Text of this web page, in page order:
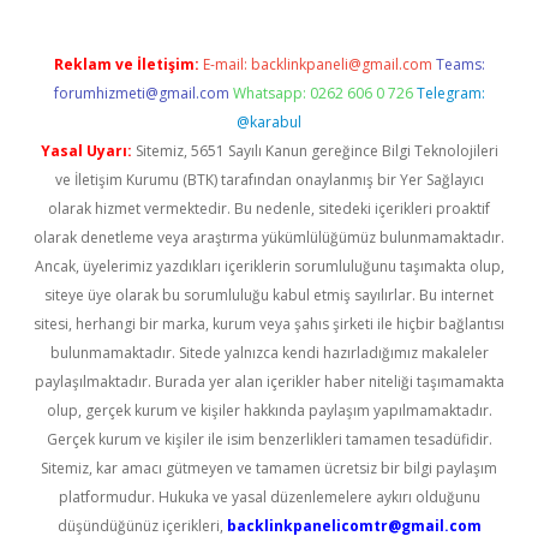
Reklam ve İletişim: E-mail: backlinkpaneli@gmail.com Teams:
forumhizmeti@gmail.com Whatsapp: 0262 606 0 726 Telegram:
@karabul
Yasal Uyarı: Sitemiz, 5651 Sayılı Kanun gereğince Bilgi Teknolojileri
ve İletişim Kurumu (BTK) tarafından onaylanmış bir Yer Sağlayıcı
olarak hizmet vermektedir. Bu nedenle, sitedeki içerikleri proaktif
olarak denetleme veya araştırma yükümlülüğümüz bulunmamaktadır.
Ancak, üyelerimiz yazdıkları içeriklerin sorumluluğunu taşımakta olup,
siteye üye olarak bu sorumluluğu kabul etmiş sayılırlar. Bu internet
sitesi, herhangi bir marka, kurum veya şahıs şirketi ile hiçbir bağlantısı
bulunmamaktadır. Sitede yalnızca kendi hazırladığımız makaleler
paylaşılmaktadır. Burada yer alan içerikler haber niteliği taşımamakta
olup, gerçek kurum ve kişiler hakkında paylaşım yapılmamaktadır.
Gerçek kurum ve kişiler ile isim benzerlikleri tamamen tesadüfidir.
Sitemiz, kar amacı gütmeyen ve tamamen ücretsiz bir bilgi paylaşım
platformudur. Hukuka ve yasal düzenlemelere aykırı olduğunu
düşündüğünüz içerikleri, backlinkpanelicomtr@gmail.com